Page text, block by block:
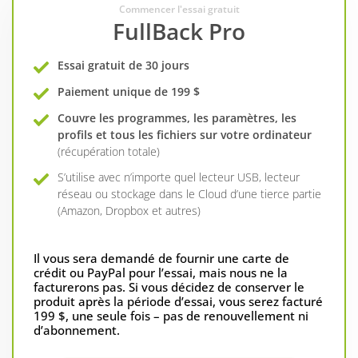
Commencer l'essai gratuit
FullBack Pro
Essai gratuit de 30 jours
Paiement unique de 199 $
Couvre les programmes, les paramètres, les
profils et tous les fichiers sur votre ordinateur
(récupération totale)
S’utilise avec n’importe quel lecteur USB, lecteur
réseau ou stockage dans le Cloud d’une tierce partie
(Amazon, Dropbox et autres)
Il vous sera demandé de fournir une carte de
crédit ou PayPal pour l’essai, mais nous ne la
facturerons pas. Si vous décidez de conserver le
produit après la période d’essai, vous serez facturé
199 $, une seule fois – pas de renouvellement ni
d’abonnement.